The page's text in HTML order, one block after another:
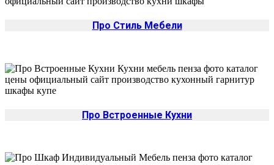
Про Стиль Мебели
Про Встроенные Кухни